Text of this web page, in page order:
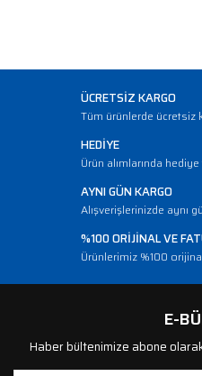
ÜCRETSİZ KARGO
Tüm ürünlerde ücretsiz
HEDİYE
Ürün alımlarında hediye
AYNI GÜN KARGO
Alışverişlerinizde aynı
%100 ORİJİNAL VE
Ürünlerimiz %100
E-
Haber bültenimize abone